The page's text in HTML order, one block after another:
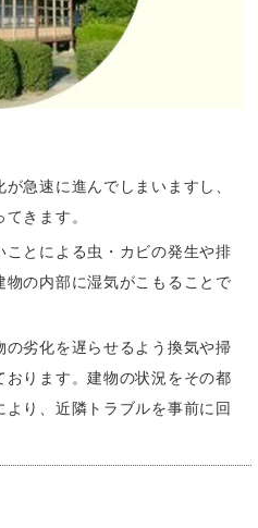
急速に進んでしまいますし、
きます。
とによる虫・カビの発生や排
の内部に湿気がこもることで
劣化を遅らせるよう換気や掃
おります。建物の状況をその都
り、近隣トラブルを事前に回